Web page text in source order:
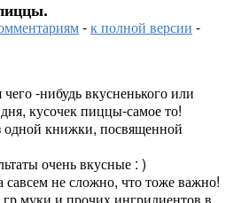
-к полной версии -
-нибудь вкусненького или
кусочек пиццы-самое то!
одной книжки, посвященной
очень вкусные : )
савсем не сложно, что тоже важно!